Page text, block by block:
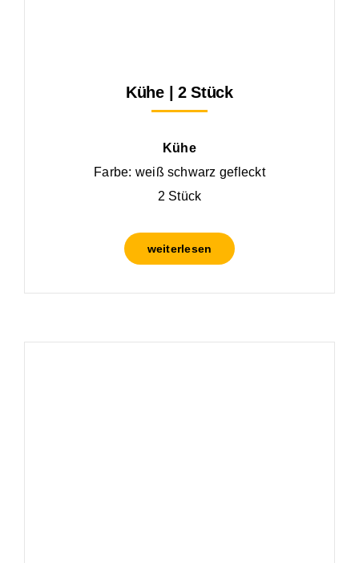
Kühe | 2 Stück
Kühe
Farbe: weiß schwarz gefleckt
2 Stück
weiterlesen